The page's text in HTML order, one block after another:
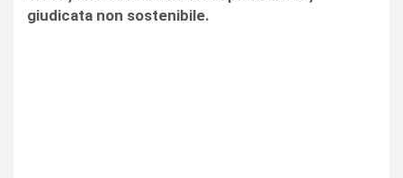
giudicata non sostenibile.